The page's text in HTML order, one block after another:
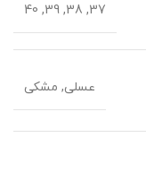
37, 38, 39, 40
عسلی, مشکی